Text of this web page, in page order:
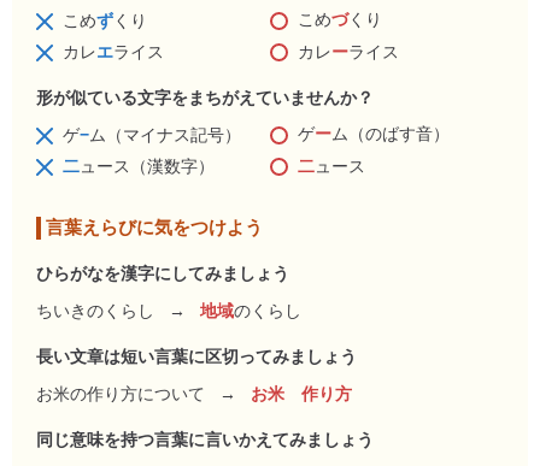
こめずくり こめづくり
カレエライス カレーライス
形が似ている文字をまちがえていませんか？
ゲ−ム（マイナス記号） ゲーム（のばす音）
二ュース（漢数字） 二ュース
言葉えらびに気をつけよう
ひらがなを漢字にしてみましょう
ちいきのくらし
→ 地域のくらし
長い文章は短い言葉に区切ってみましょう
お米の作り方について
→ お米 作り方
同じ意味を持つ言葉に言いかえてみましょう